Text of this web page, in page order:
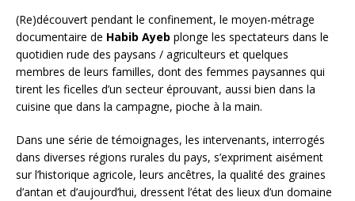
(Re)découvert pendant le confinement, le moyen-métrage
documentaire de Habib Ayeb plonge les spectateurs dans le
quotidien rude des paysans / agriculteurs et quelques
membres de leurs familles, dont des femmes paysannes qui
tirent les ficelles d’un secteur éprouvant, aussi bien dans la
cuisine que dans la campagne, pioche à la main.
Dans une série de témoignages, les intervenants, interrogés
dans diverses régions rurales du pays, s’expriment aisément
sur l’historique agricole, leurs ancêtres, la qualité des graines
d’antan et d’aujourd’hui, dressent l’état des lieux d’un domaine